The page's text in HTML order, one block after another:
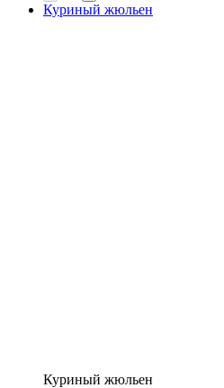
Куриный жюльен
Куриный жюльен